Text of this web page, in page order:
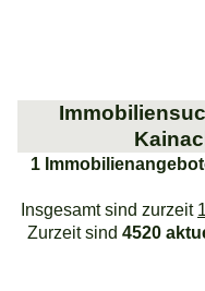
1
Insgesamt sind zurzeit
Zurzeit sind 4520